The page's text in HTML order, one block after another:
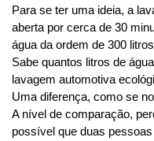
Para se ter uma ideia, a
aberta por cerca de 30
água da ordem de 300
Sabe quantos litros de
lavagem automotiva
Uma diferença, como se
A nível de comparação,
possível que duas